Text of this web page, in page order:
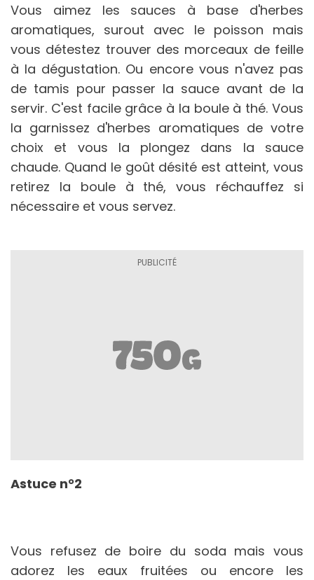
Vous aimez les sauces à base d'herbes
aromatiques, surout avec le poisson mais
vous détestez trouver des morceaux de feille
à la dégustation. Ou encore vous n'avez pas
de tamis pour passer la sauce avant de la
servir. C'est facile grâce à la boule à thé. Vous
la garnissez d'herbes aromatiques de votre
choix et vous la plongez dans la sauce
chaude. Quand le goût désité est atteint, vous
retirez la boule à thé, vous réchauffez si
nécessaire et vous servez.
Astuce n°2
Vous refusez de boire du soda mais vous
adorez les eaux fruitées ou encore les